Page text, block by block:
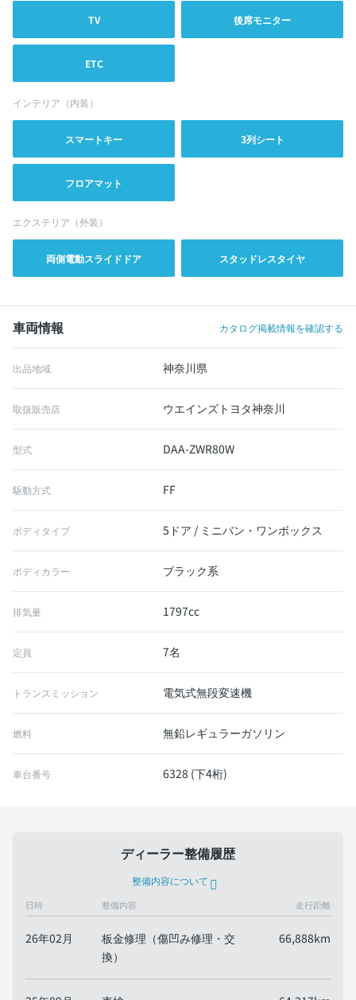
TV 後席モニター
ETC
インテリア（内装）
スマートキー 3列シート
フロアマット
エクステリア（外装）
両側電動スライドドア スタッドレスタイヤ
車両情報 カタログ掲載情報を確認する
出品地域 神奈川県
取扱販売店 ウエインズトヨタ神奈川
型式 DAA-ZWR80W
駆動方式 FF
ボディタイプ 5ドア / ミニバン・ワンボックス
ボディカラー ブラック系
排気量 1797cc
定員 7名
トランスミッション 電気式無段変速機
燃料 無鉛レギュラーガソリン
車台番号 6328 (下4桁)
ディーラー整備履歴
整備内容について
日時 整備内容 走行距離
26年02月
板金修理（傷凹み修理・交
換）
66,888km